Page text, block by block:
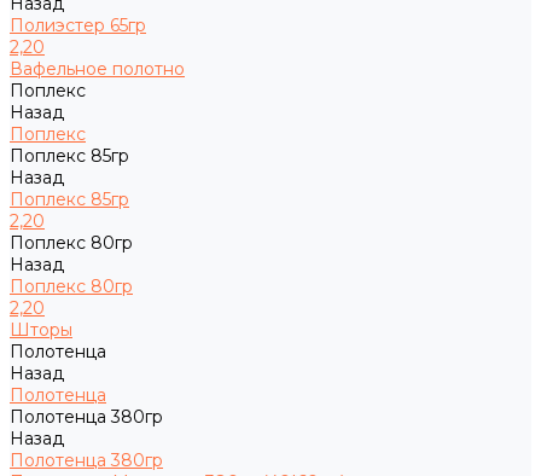
Полиэстер 65гр
2,20
Вафельное полотно
Поплекс
Назад
Поплекс
Поплекс 85гр
Назад
Поплекс 85гр
2,20
Поплекс 80гр
Назад
Поплекс 80гр
2,20
Шторы
Полотенца
Назад
Полотенца
Полотенца 380гр
Назад
Полотенца 380гр